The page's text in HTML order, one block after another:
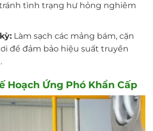
tình trạng hư hỏng nghiêm
Làm sạch các mảng bám, cặn
để đảm bảo hiệu suất truyền
Hoạch Ứng Phó Khẩn Cấp